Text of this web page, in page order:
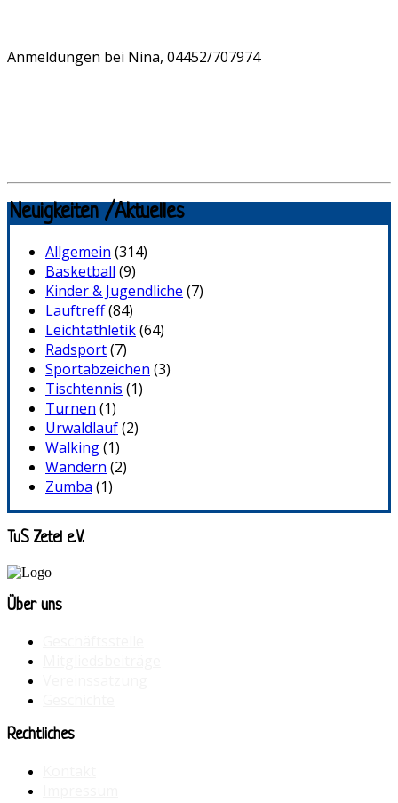
Anmeldungen bei Nina, 04452/707974
Neuigkeiten /Aktuelles
Allgemein (314)
Basketball (9)
Kinder & Jugendliche (7)
Lauftreff(84)
Leichtathletik(64)
Radsport(7)
Sportabzeichen (3)
Tischtennis (1)
Turnen (1)
Urwaldlauf(2)
Walking(1)
Wandern (2)
Zumba (1)
TuS Zetel e.V.
Über uns
Rechtliches